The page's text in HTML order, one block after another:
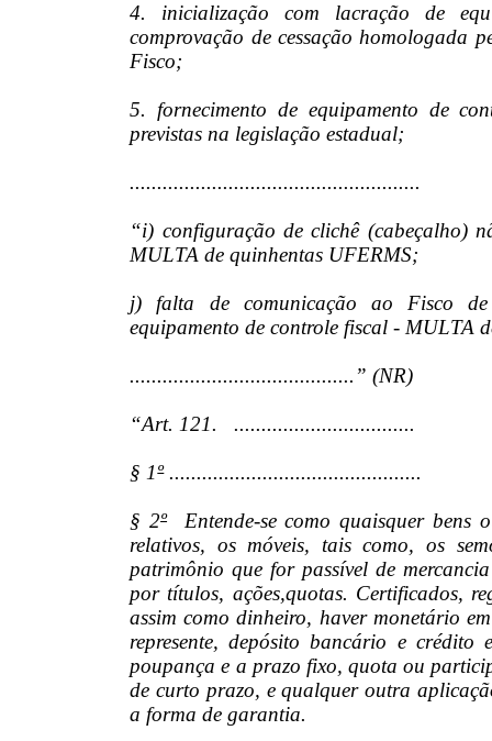
4. inicialização com lacração de
comprovação de cessação homologada
Fisco;
5. fornecimento de equipamento de
previstas na legislação estadual;
.....................................................
“i) configuração de clichê (cabeçalho)
MULTA de quinhentas UFERMS;
j) falta de comunicação ao Fisco
equipamento de controle fiscal - MULTA
.........................................” (NR)
“Art. 121. .................................
§ 1º..............................................
§ 2ºEntende-se como quaisquer bens
relativos, os móveis, tais como, os
patrimônio que for passível de
por títulos, ações,quotas. Certificados,
assim como dinheiro, haver monetário
represente, depósito bancário e crédito
poupança e a prazo fixo, quota ou
de curto prazo, e qualquer outra
a forma de garantia.